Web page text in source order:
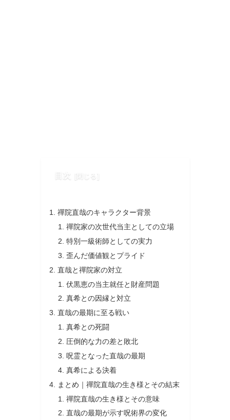
目次
禪院直哉のキャラクター背景
禪院家の次世代当主としての立場
特別一級術師としての実力
歪んだ価値観とプライド
直哉と禪院家の対立
伏黒恵の当主就任と財産問題
真希との因縁と対立
直哉の最期に至る戦い
真希との死闘
圧倒的な力の差と敗北
呪霊となった直哉の最期
真希による決着
まとめ｜禪院直哉の生き様とその結末
禪院直哉の生き様とその意味
直哉の最期が示す呪術界の変化